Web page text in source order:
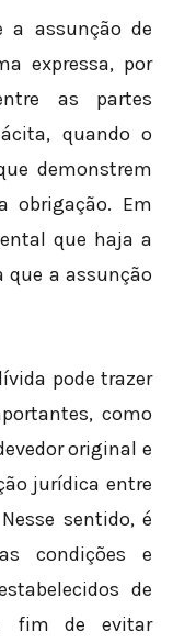
a assunção de
expressa, por
as partes
quando o
demonstrem
obrigação. Em
que haja a
que a assunção
pode trazer
como
original e
jurídica entre
sentido, é
condições e
de
fim de evitar